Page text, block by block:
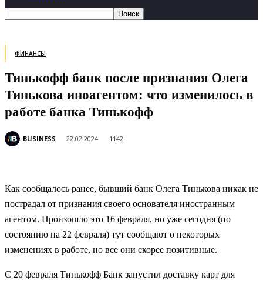
ФИНАНСЫ
Тинькофф банк после признания Олега
Тинькова иноагентом: что изменилось в
работе банка Тинькофф
BUSINESS 22.02.2024 1142
Как сообщалось ранее, бывший банк Олега Тинькова никак не
пострадал от признания своего основателя иностранным
агентом. Произошло это 16 февраля, но уже сегодня (по
состоянию на 22 февраля) тут сообщают о некоторых
изменениях в работе, но все они скорее позитивные.
С 20 февраля Тинькофф Банк запустил доставку карт для